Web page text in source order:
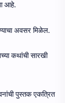
आहे.
अवसर मिळेल.
कथांची सारखी
पुस्तक एकत्रित